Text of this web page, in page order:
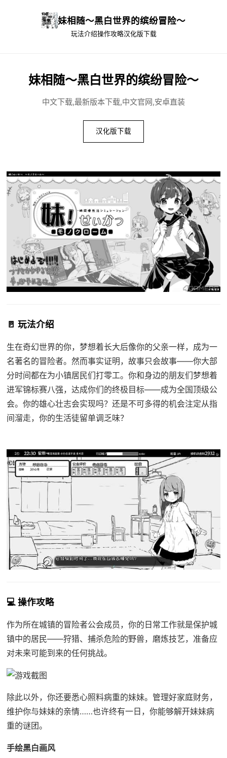
妹相随～黑白世界的缤纷冒险～
玩法介绍操作攻略汉化版下载
妹相随～黑白世界的缤纷冒险～
中文下载,最新版本下载,中文官网,安卓直装
汉化版下载
🚪 玩法介绍
生在奇幻世界的你，梦想着长大后像你的父亲一样，成为一
名著名的冒险者。然而事实证明，故事只会故事——你大部
分时间都在为小镇居民们打零工。你和身边的朋友们梦想着
进军锦标赛八强，达成你们的终极目标——成为全国顶级公
会。你的雄心壮志会实现吗？还是不可多得的机会注定从指
间溜走，你的生活徒留单调乏味？
💻 操作攻略
作为所在城镇的冒险者公会成员，你的日常工作就是保护城
镇中的居民——狩猎、捕杀危险的野兽，磨炼技艺，准备应
对未来可能到来的任何挑战。
除此以外，你还要悉心照料病重的妹妹。管理好家庭财务，
维护你与妹妹的亲情……也许终有一日，你能够解开妹妹病
重的谜团。
手绘黑白画风